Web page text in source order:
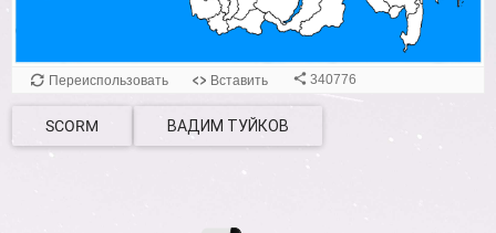
SCORM ВАДИМ ТУЙКОВ